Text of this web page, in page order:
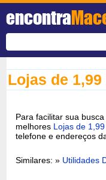
encontra
Lojas de
Para facilitar sua
melhores Lojas de
telefone e endereços
Similares: » Utilidades